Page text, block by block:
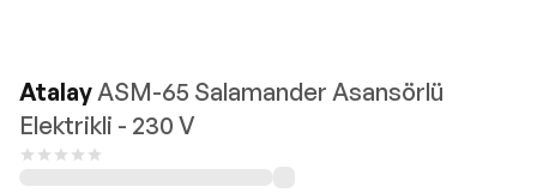
AtalayASM-65 Salamander Asansörlü
Elektrikli - 230 V